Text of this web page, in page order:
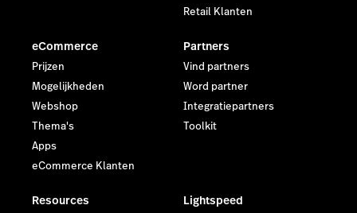
Retail Klanten
eCommerce
Prijzen
Mogelijkheden
Webshop
Thema's
Apps
eCommerce Klanten
Partners
Vind partners
Word partner
Integratiepartners
Toolkit
Resources Lightspeed